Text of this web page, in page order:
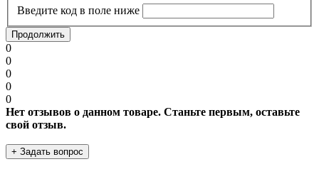
Введите код в поле ниже
Продолжить
0
0
0
0
0
Нет отзывов о данном товаре. Станьте первым, оставьте
свой отзыв.
+ Задать вопрос